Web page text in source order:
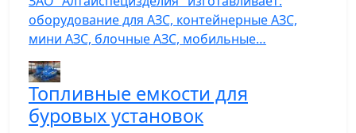
оборудование для АЗС, контейнерные АЗС,
мини АЗС, блочные АЗС, мобильные…
Топливные емкости для
буровых установок